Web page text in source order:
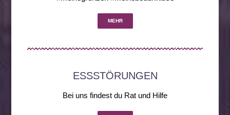
MEHR
ESSSTÖRUNGEN
Bei uns findest du Rat und Hilfe​